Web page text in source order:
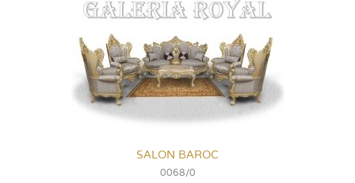
SALON BAROC
0068/0